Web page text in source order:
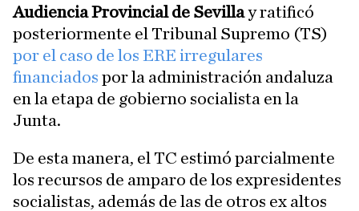
Audiencia Provincial de Sevillay ratificó
posteriormente el Tribunal Supremo (TS)
por el caso de los ERE irregulares
financiados por la administración andaluza
en la etapa de gobierno socialista en la
Junta.
De esta manera, el TC estimó parcialmente
los recursos de amparo de los expresidentes
socialistas, además de las de otros ex altos